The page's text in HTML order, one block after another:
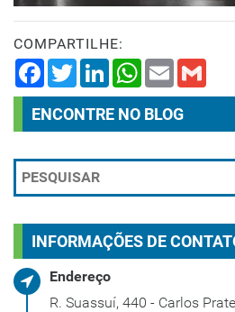
COMPARTILHE:
FacebookTwitterLinkedInWhatsApp
Email
ENCONTRE NO BLOG
INFORMAÇÕES DE
Endereço
R. Suassuí, 440 - Carlos